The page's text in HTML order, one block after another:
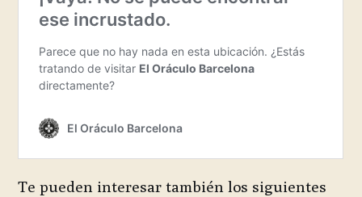
Te pueden interesar también los siguientes